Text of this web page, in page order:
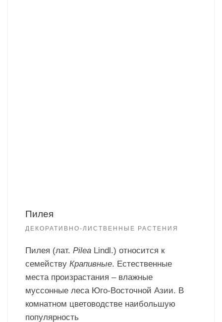
Пилея
ДЕКОРАТИВНО-ЛИСТВЕННЫЕ РАСТЕНИЯ
Пилея (лат.Pilea Lindl.) относится к
семействуКрапивные. Естественные
места произрастания – влажные
муссонные леса Юго-Восточной Азии. В
комнатном цветоводстве наибольшую
популярность